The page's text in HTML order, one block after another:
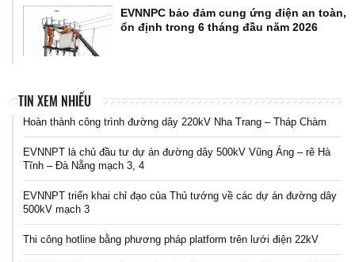
EVNNPC bảo đảm cung ứng điện an toàn,
ổn định trong 6 tháng đầu năm 2026
TIN XEM NHIỀU
Hoàn thành công trình đường dây 220kV Nha Trang – Tháp Chàm
EVNNPT là chủ đầu tư dự án đường dây 500kV Vũng Áng – rẽ Hà
Tĩnh – Đà Nẵng mạch 3, 4
EVNNPT triển khai chỉ đạo của Thủ tướng về các dự án đường dây
500kV mạch 3
Thi công hotline bằng phương pháp platform trên lưới điện 22kV